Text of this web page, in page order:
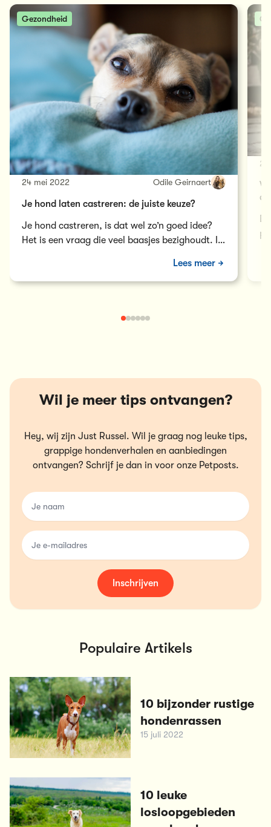
Gezondheid
24 mei 2022 Odile Geirnaert
Je hond laten castreren: de juiste keuze?
Je hond castreren, is dat wel zo’n goed idee?
Het is een vraag die veel baasjes bezighoudt. In
Lees meer
21
Wil je meer tips ontvangen?
Hey, wij zijn Just Russel. Wil je graag nog leuke tips,
grappige hondenverhalen en aanbiedingen
ontvangen? Schrijf je dan in voor onze Petposts.
name
email
Inschrijven
Populaire Artikels
10 bijzonder rustige
hondenrassen
15 juli 2022
10 leuke
losloopgebieden